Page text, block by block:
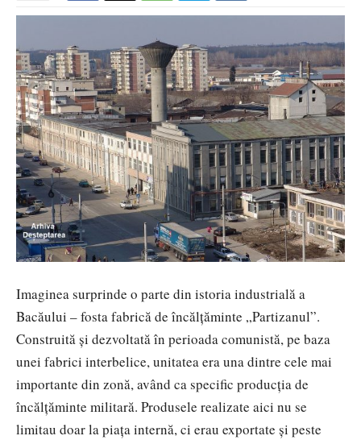
Imaginea surprinde o parte din istoria industrială a
Bacăului – fosta fabrică de încălțăminte „Partizanul”.
Construită și dezvoltată în perioada comunistă, pe baza
unei fabrici interbelice, unitatea era una dintre cele mai
importante din zonă, având ca specific producția de
încălțăminte militară. Produsele realizate aici nu se
limitau doar la piața internă, ci erau exportate și peste